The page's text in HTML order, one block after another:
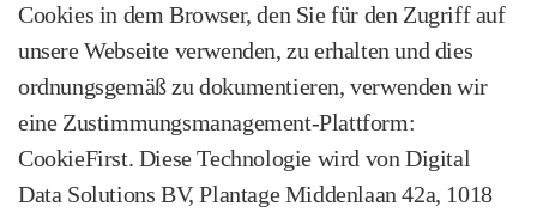
Cookies in dem Browser, den Sie für den Zugriff auf
unsere Webseite verwenden, zu erhalten und dies
ordnungsgemäß zu dokumentieren, verwenden wir
eine Zustimmungsmanagement‑Plattform:
CookieFirst. Diese Technologie wird von Digital
Data Solutions BV, Plantage Middenlaan 42a, 1018